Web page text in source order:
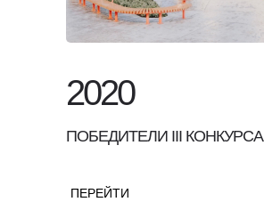
2020
ПОБЕДИТЕЛИ III КОНКУРСА
ПЕРЕЙТИ